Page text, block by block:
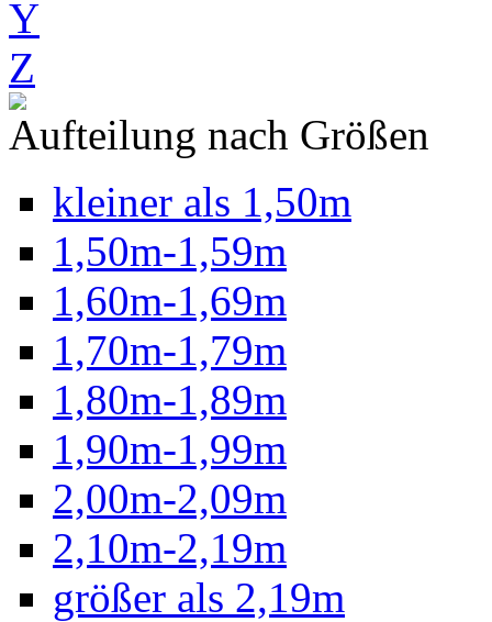
Y
Z
Aufteilung nach Größen
kleiner als 1,50m
1,50m-1,59m
1,60m-1,69m
1,70m-1,79m
1,80m-1,89m
1,90m-1,99m
2,00m-2,09m
2,10m-2,19m
größer als 2,19m